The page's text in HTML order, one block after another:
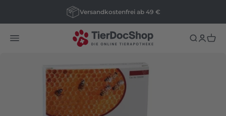
Zum Inhalt springen
Versandkostenfrei ab 49 €
Menü tierdocshop Suche